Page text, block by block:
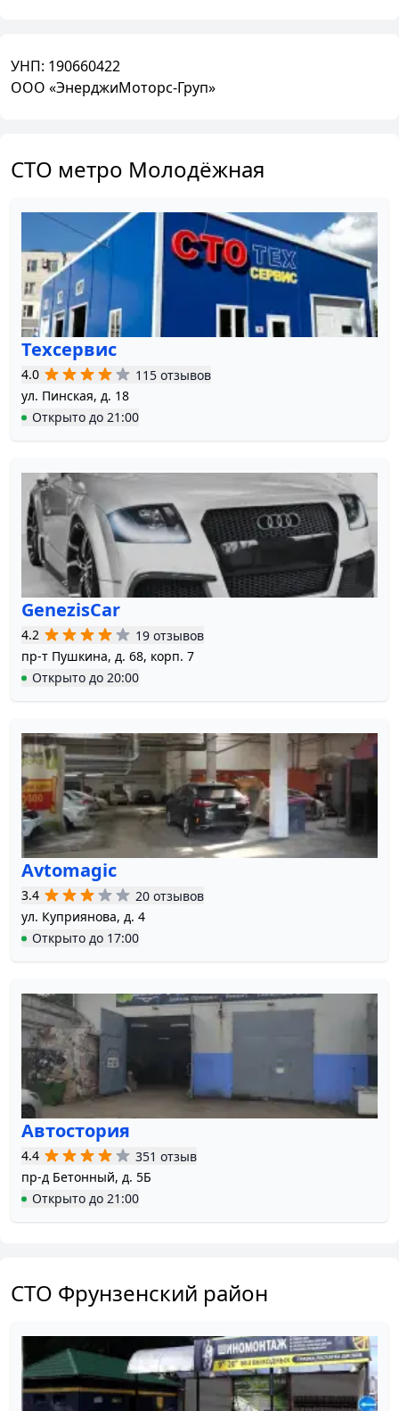
УНП: 190660422
ООО «ЭнерджиМоторс-Груп»
СТО метро Молодёжная
Техсервис
4.0
115 отзывов
ул. Пинская, д. 18
Открыто до 21:00
GenezisCar
4.2
19 отзывов
пр-т Пушкина, д. 68, корп. 7
Открыто до 20:00
Аvtomagic
3.4
20 отзывов
ул. Куприянова, д. 4
Открыто до 17:00
Автостория
4.4
351 отзыв
пр-д Бетонный, д. 5Б
Открыто до 21:00
СТО Фрунзенский район